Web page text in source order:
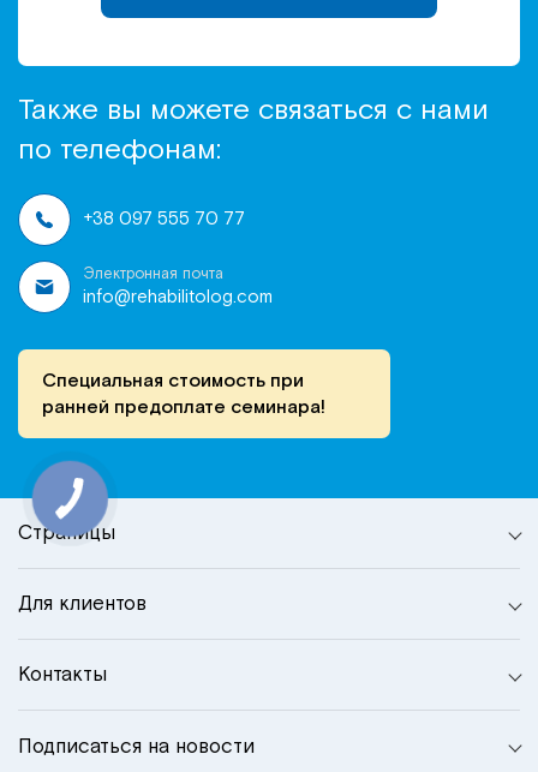
Также вы можете связаться с нами
по телефонам:
+38 097 555 70 77
Электронная почта
info@rehabilitolog.com
Специальная стоимость при
ранней предоплате семинара!
Страницы
Для клиентов
Контакты
Подписаться на новости